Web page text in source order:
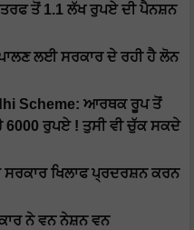
ਤੋਂ 1.1 ਲੱਖ ਰੁਪਏ ਦੀ ਪੈਨਸ਼ਨ
ਲਈ ਸਰਕਾਰ ਦੇ ਰਹੀ ਹੈ ਲੋਨ
Scheme: ਆਰਥਕ ਰੂਪ ਤੋਂ
6000 ਰੁਪਏ ! ਤੁਸੀ ਵੀ ਚੁੱਕ ਸਕਦੇ
ਸਰਕਾਰ ਖਿਲਾਫ ਪ੍ਰਦਰਸ਼ਨ ਕਰਨ
ਨੇ ਵਨ ਨੇਸ਼ਨ ਵਨ